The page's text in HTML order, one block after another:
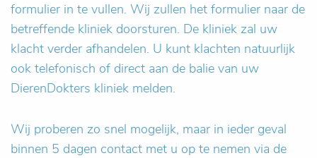
formulier in te vullen. Wij zullen het formulier naar de
betreffende kliniek doorsturen. De kliniek zal uw
klacht verder afhandelen. U kunt klachten natuurlijk
ook telefonisch of direct aan de balie van uw
DierenDokters kliniek melden.
Wij proberen zo snel mogelijk, maar in ieder geval
binnen 5 dagen contact met u op te nemen via de